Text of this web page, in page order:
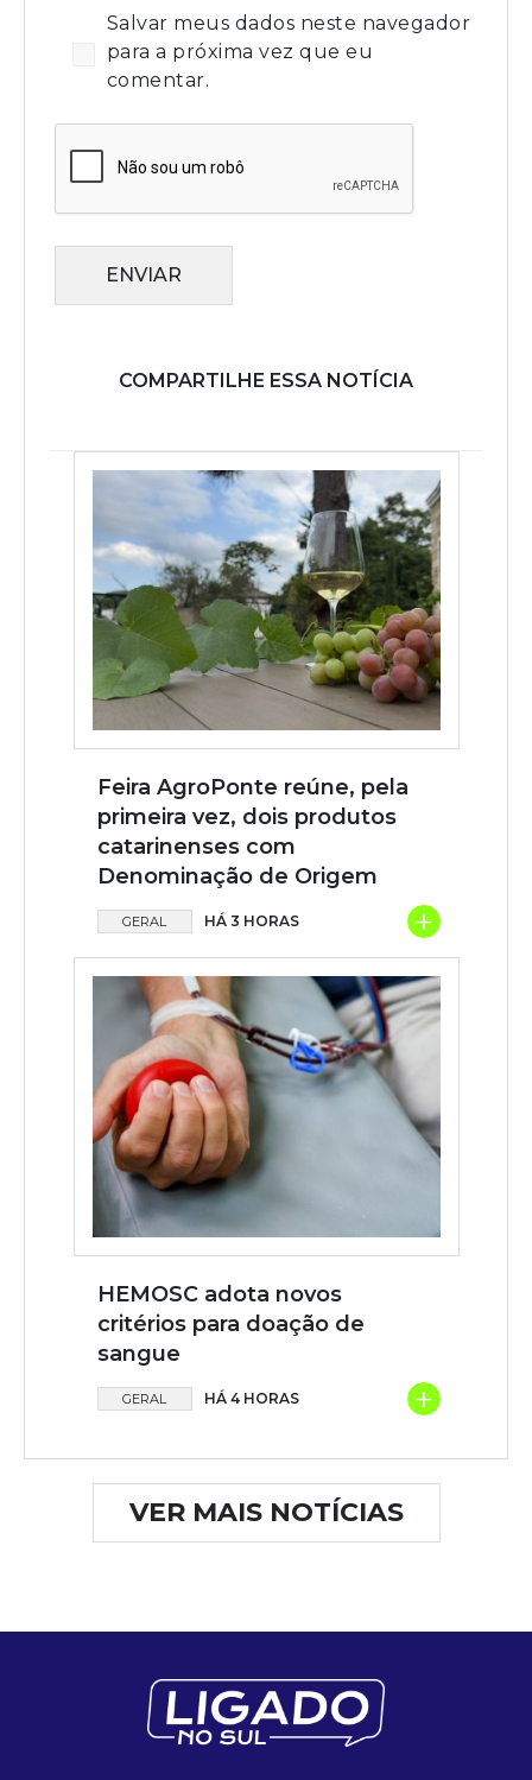
Salvar meus dados neste navegador
para a próxima vez que eu
comentar.
ENVIAR
COMPARTILHE ESSA NOTÍCIA
Feira AgroPonte reúne, pela
primeira vez, dois produtos
catarinenses com
Denominação de Origem
GERAL HÁ 3 HORAS +
HEMOSC adota novos
critérios para doação de
sangue
GERAL HÁ 4 HORAS +
VER MAIS NOTÍCIAS